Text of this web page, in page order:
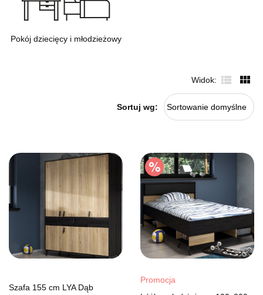
Pokój dziecięcy i młodzieżowy
Widok
Sortuj wg: Sortowanie domyślne
Szafa 155 cm LYA Dąb
Promocja